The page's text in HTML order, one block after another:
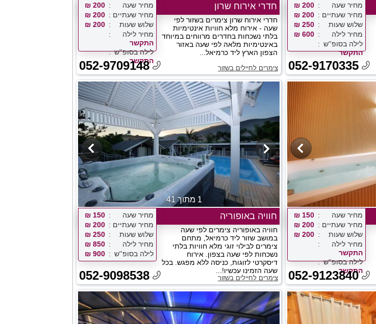
מחיר שעה
200 ₪
מחיר שעתיים
200 ₪
שלוש שעות
250 ₪
מחיר לילה
600 ₪
לילה בסופ''ש
התקשר
052-9170335
חדרי אירוח שרון
חדרי אירוח שרון צימרים בשזור לפי
שעה - אירוח מלא חוויות אינטימיות
בלתי נשכחות בחדרים מרווחים במיוחד
באינטימיות מלאה לפי שעה באזור
הצפון הארץ ליד כרמיאל...
צימרים לחיילים בשזור
מחיר שעה
200 ₪
מחיר שעתיים
200 ₪
שלוש שעות
200 ₪
מחיר לילה
התקשר
לילה בסופ''ש
התקשר
052-9709148
מחיר שעה
150 ₪
מחיר שעתיים
200 ₪
שלוש שעות
200 ₪
מחיר לילה
התקשר
לילה בסופ''ש
התקשר
052-9123840
1 מתוך 41
חוויה באופוריה
חוויה באופוריה צימרים לפי שעה
במושב שזור ליד כרמיאל, מתחם
צימרים לבילוי זוגי מלא חוויות בלתי
נשכחות לפי שעה בצפון. אירוח
דיסקרטי לזוגות, כניסה ללא מפגש. בכל
שעה הזמינו עכשיו!...
צימרים לחיילים בשזור
מחיר שעה
150 ₪
מחיר שעתיים
200 ₪
שלוש שעות
250 ₪
מחיר לילה
850 ₪
לילה בסופ''ש
900 ₪
052-9098538